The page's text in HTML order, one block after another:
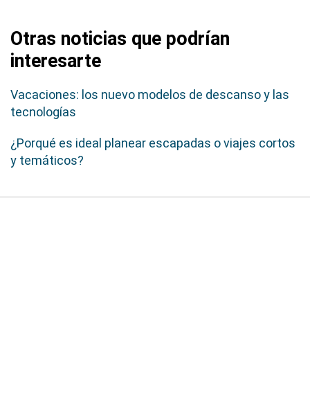
Otras noticias que podrían
interesarte
Vacaciones: los nuevo modelos de descanso y las
tecnologías
¿Porqué es ideal planear escapadas o viajes cortos
y temáticos?